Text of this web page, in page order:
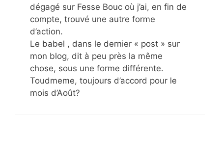
dégagé sur Fesse Bouc où j’ai, en fin de
compte, trouvé une autre forme
d’action.
Le babel , dans le dernier « post » sur
mon blog, dit à peu près la même
chose, sous une forme différente.
Toudmeme, toujours d’accord pour le
mois d’Août?